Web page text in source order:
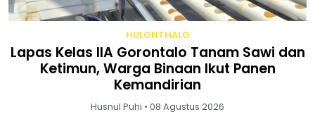
HULONTHALO
Lapas Kelas IIA Gorontalo Tanam Sawi dan
Ketimun, Warga Binaan Ikut Panen
Kemandirian
Husnul Puhi • 08 Agustus 2026